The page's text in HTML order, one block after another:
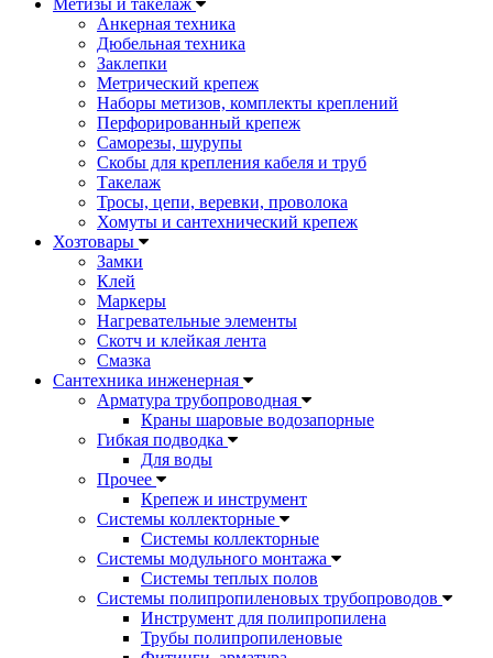
Метизы и такелаж
Анкерная техника
Дюбельная техника
Заклепки
Метрический крепеж
Наборы метизов, комплекты креплений
Перфорированный крепеж
Саморезы, шурупы
Скобы для крепления кабеля и труб
Такелаж
Тросы, цепи, веревки, проволока
Хомуты и сантехнический крепеж
Хозтовары
Замки
Клей
Маркеры
Нагревательные элементы
Скотч и клейкая лента
Смазка
Сантехника инженерная
Арматура трубопроводная
Краны шаровые водозапорные
Гибкая подводка
Для воды
Прочее
Крепеж и инструмент
Системы коллекторные
Системы коллекторные
Системы модульного монтажа
Системы теплых полов
Системы полипропиленовых трубопроводов
Инструмент для полипропилена
Трубы полипропиленовые